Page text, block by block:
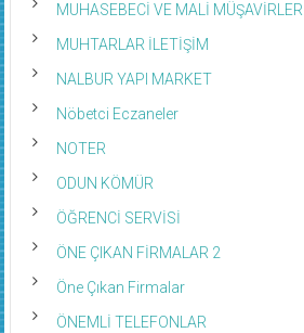
MUHASEBECİ VE MALİ MÜŞAVİRLER
MUHTARLAR İLETİŞİM
NALBUR YAPI MARKET
Nöbetci Eczaneler
NOTER
ODUN KÖMÜR
ÖĞRENCİ SERVİSİ
ÖNE ÇIKAN FİRMALAR 2
Öne Çıkan Firmalar
ÖNEMLİ TELEFONLAR